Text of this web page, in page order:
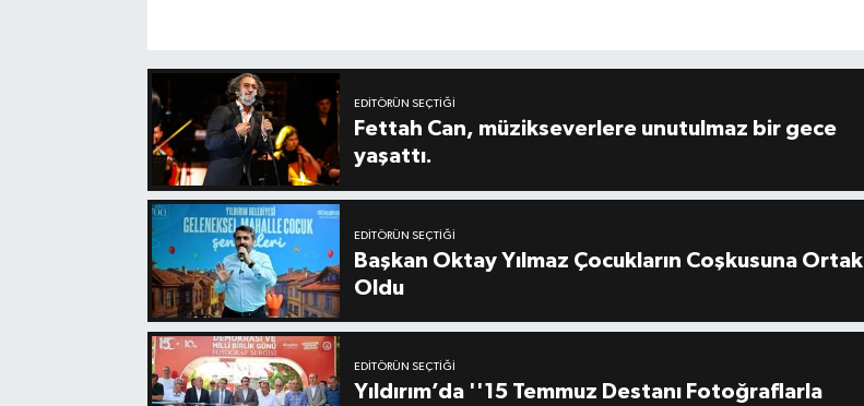
EDITÖRÜN SEÇTIĞI
Fettah Can, müzikseverlere unutulmaz bir gece
yaşattı.
EDITÖRÜN SEÇTIĞI
Başkan Oktay Yılmaz Çocukların Coşkusuna Ortak
Oldu
EDITÖRÜN SEÇTIĞI
Yıldırım’da ''15 Temmuz Destanı Fotoğraflarla